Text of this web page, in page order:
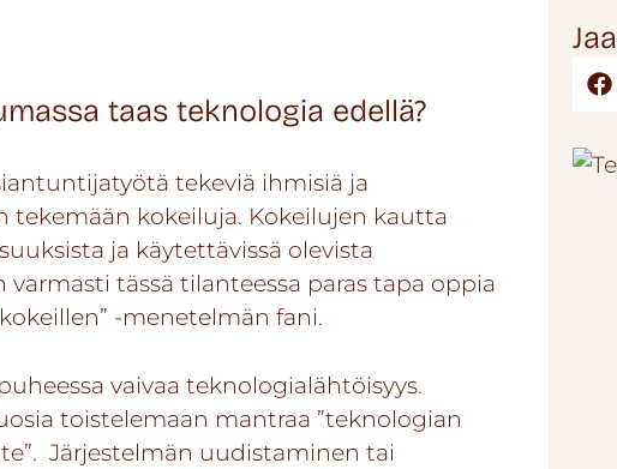
taas teknologia edellä?
tekeviä ihmisiä ja
tekemään kokeiluja. Kokeilujen kautta
ja käytettävissä olevista
varmasti tässä tilanteessa paras tapa oppia
-menetelmän fani.
vaivaa teknologialähtöisyys.
toistelemaan mantraa ”teknologian
Järjestelmän uudistaminen tai